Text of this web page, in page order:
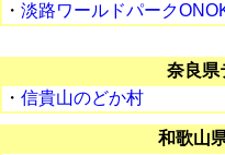
・ 淡路ワールドパーク
奈良県
・ 信貴山のどか村
和歌山